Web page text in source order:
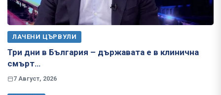
ЛАЧЕНИ ЦЪРВУЛИ
Три дни в България – държавата е в клинична
смърт…
7 Август, 2026